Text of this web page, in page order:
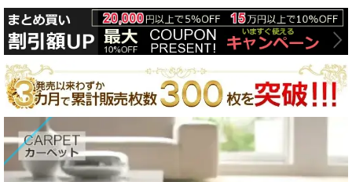
毯
関
マ
ッ
型
シ
ョ
ン・
助